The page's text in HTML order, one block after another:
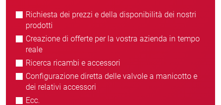
Richiesta dei prezzi e della disponibilità dei nostri
prodotti
Creazione di offerte per la vostra azienda in tempo
reale
Ricerca ricambi e accessori
Configurazione diretta delle valvole a manicotto e
dei relativi accessori
Ecc.